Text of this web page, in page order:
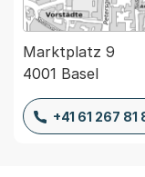
Marktplatz 9
4001 Basel
+41 61 267 81